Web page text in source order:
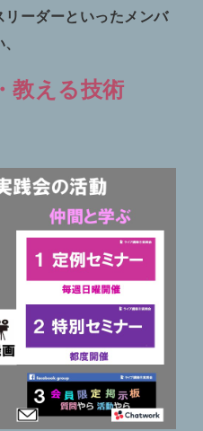
ーダーといったメンバ
教える技術